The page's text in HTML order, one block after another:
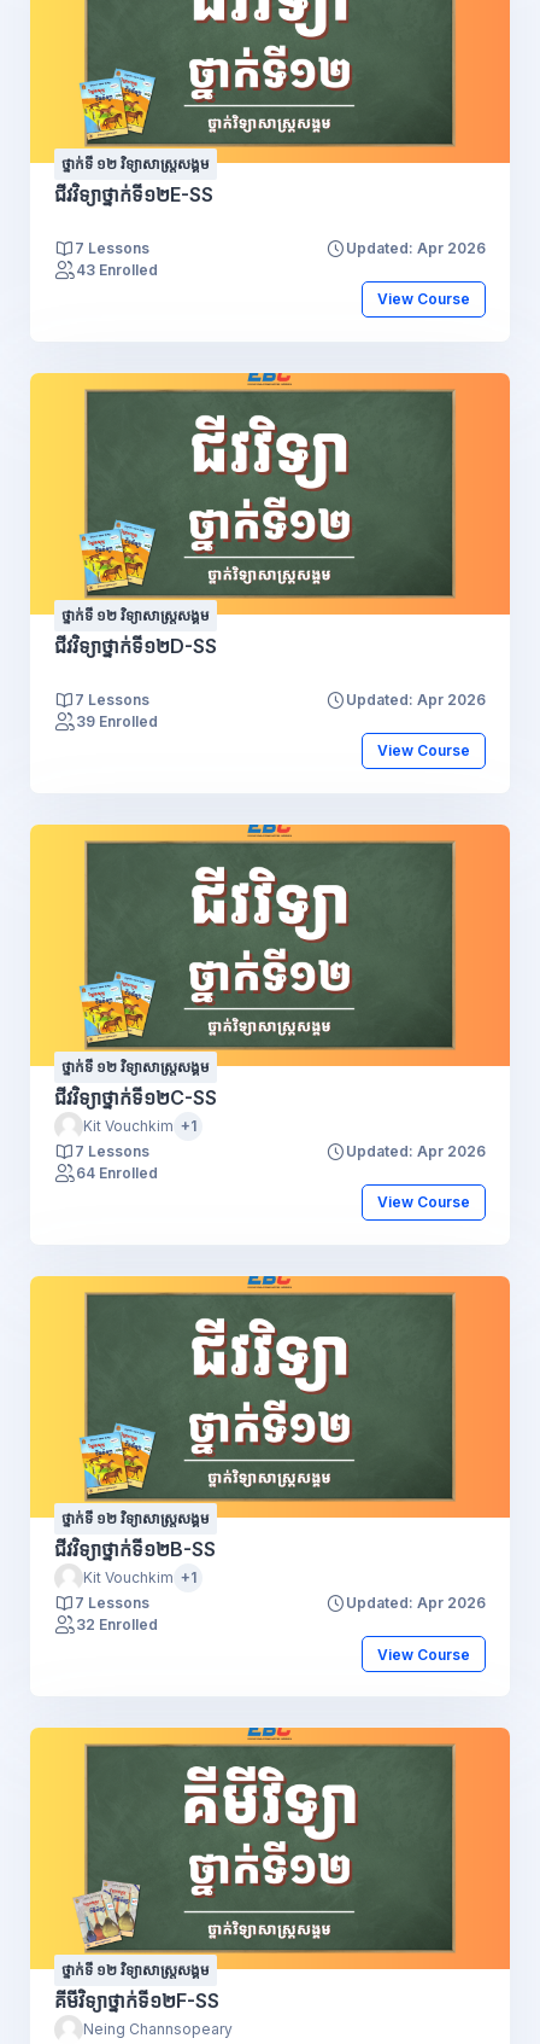
ថ្នាក់ទី ១២ វិទ្យាសាស្រ្តសង្គម
ជីវវិទ្យាថ្នាក់ទី១២E-SS
7 Lessons
Updated: Apr 2026
43 Enrolled
View Course
ថ្នាក់ទី ១២ វិទ្យាសាស្រ្តសង្គម
ជីវវិទ្យាថ្នាក់ទី១២D-SS
7 Lessons
Updated: Apr 2026
39 Enrolled
View Course
ថ្នាក់ទី ១២ វិទ្យាសាស្រ្តសង្គម
ជីវវិទ្យាថ្នាក់ទី១២C-SS
Kit Vouchkim +1
7 Lessons
Updated: Apr 2026
64 Enrolled
View Course
ថ្នាក់ទី ១២ វិទ្យាសាស្រ្តសង្គម
ជីវវិទ្យាថ្នាក់ទី១២B-SS
Kit Vouchkim +1
7 Lessons
Updated: Apr 2026
32 Enrolled
View Course
ថ្នាក់ទី ១២ វិទ្យាសាស្រ្តសង្គម
គីមីវិទ្យាថ្នាក់ទី១២F-SS
Neing Channsopeary